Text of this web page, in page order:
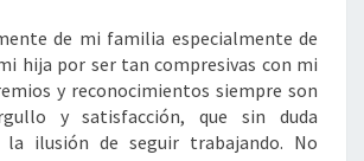
de mi familia especialmente de
hija por ser tan compresivas con mi
y reconocimientos siempre son
y satisfacción, que sin duda
la ilusión de seguir trabajando. No